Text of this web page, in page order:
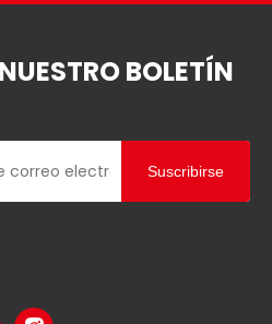
BOLETÍN
Suscribirse